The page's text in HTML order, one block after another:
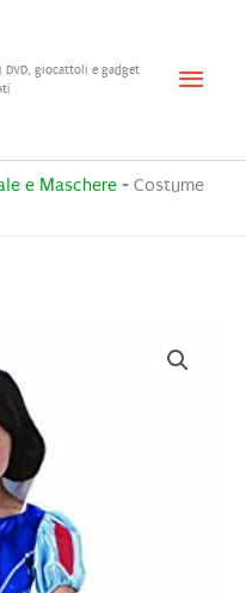
DVD, giocattoli e gadget
Menu
e Maschere - Costume